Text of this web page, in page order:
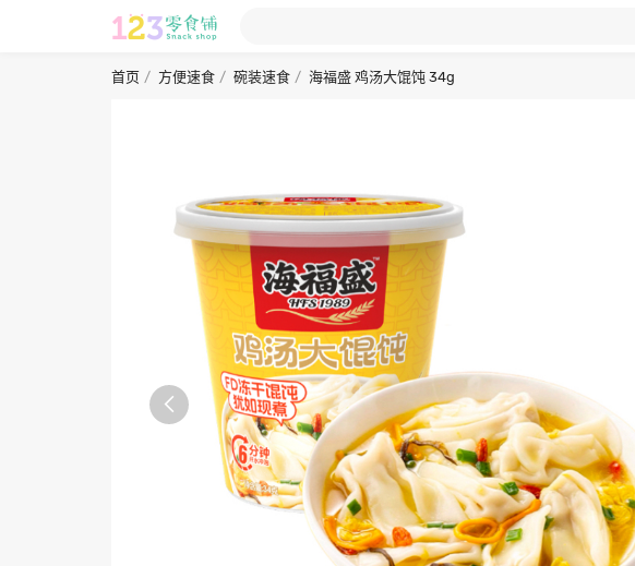
首页 方便速食 碗装速食 海福盛 鸡汤大馄饨 34g
